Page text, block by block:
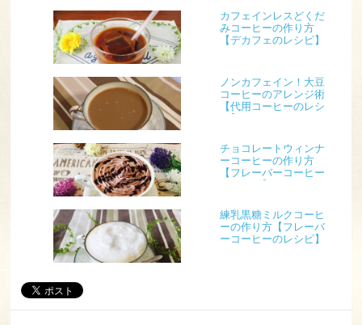
カフェインレスどくだ
みコーヒーの作り方
【デカフェのレシピ】
ノンカフェイン！大豆
コーヒーのアレンジ術
【代用コーヒーのレシ
チョコレートウィンナ
ーコーヒーの作り方
【フレーバーコーヒー
練乳黒糖ミルクコーヒ
ーの作り方【フレーバ
ーコーヒーのレシピ】